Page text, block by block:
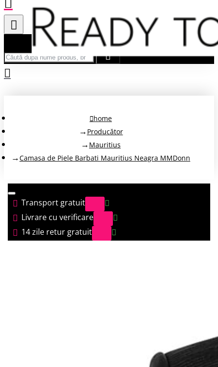
Căută după nume produs, brand...
home
Producător
Mauritius
Camasa de Piele Barbati Mauritius Neagra MMDonn
Transport gratuit
Livrare cu verificare
14 zile retur gratuit